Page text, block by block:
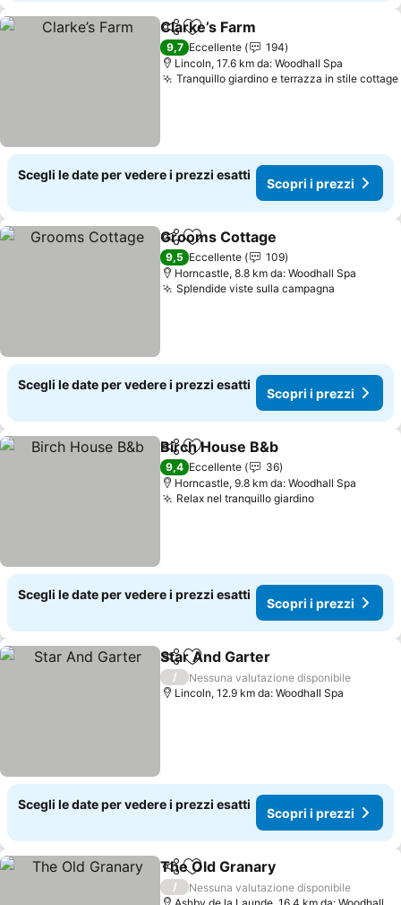
CondividiAggiungi ai preferiti
Clarke’s Farm
9,7 Eccellente
194
Lincoln, 17.6 km da: Woodhall Spa
Tranquillo giardino e terrazza in stile cottage
Scegli le date per vedere i prezzi esatti
Scopri i prezzi
CondividiAggiungi ai preferiti
Grooms Cottage
9,5 Eccellente
109
Horncastle, 8.8 km da: Woodhall Spa
Splendide viste sulla campagna
Scegli le date per vedere i prezzi esatti
Scopri i prezzi
CondividiAggiungi ai preferiti
Birch House B&b
9,4 Eccellente
36
Horncastle, 9.8 km da: Woodhall Spa
Relax nel tranquillo giardinoScopri i
Scegli le date per vedere i prezzi esatti
Scopri i prezzi
CondividiAggiungi ai preferiti
Star And Garter
/
Nessuna valutazione disponibile
Lincoln, 12.9 km da: Woodhall Spa
Scegli le date per vedere i prezzi esatti
Scopri i prezzi
CondividiAggiungi ai preferiti
The Old Granary
/
Nessuna valutazione disponibile